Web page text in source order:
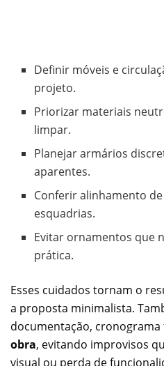
Definir móveis e
projeto.
Priorizar materiais
limpar.
Planejar armários
aparentes.
Conferir alinhamento
esquadrias.
Evitar ornamentos que
prática.
Esses cuidados tornam o
a proposta minimalista.
documentação, cronograma
obra, evitando improvisos
visual ou perda de